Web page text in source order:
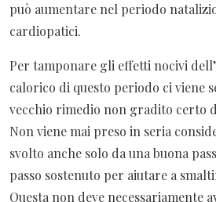
può aumentare nel periodo
cardiopatici.
Per tamponare gli effetti nocivi
calorico di questo periodo ci viene
vecchio rimedio non gradito certo
Non viene mai preso in seria
svolto anche solo da una buona
passo sostenuto per aiutare a
Questa non deve necessariamente